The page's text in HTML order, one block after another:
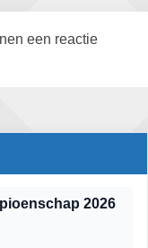
een reactie
2026